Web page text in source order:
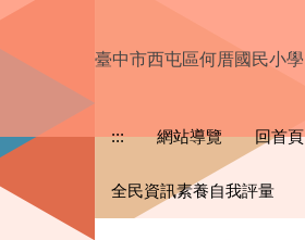
跳
主
容
臺中市西屯區何厝國民小學
::: 網站導覽 回首頁
全民資訊素養自我評量